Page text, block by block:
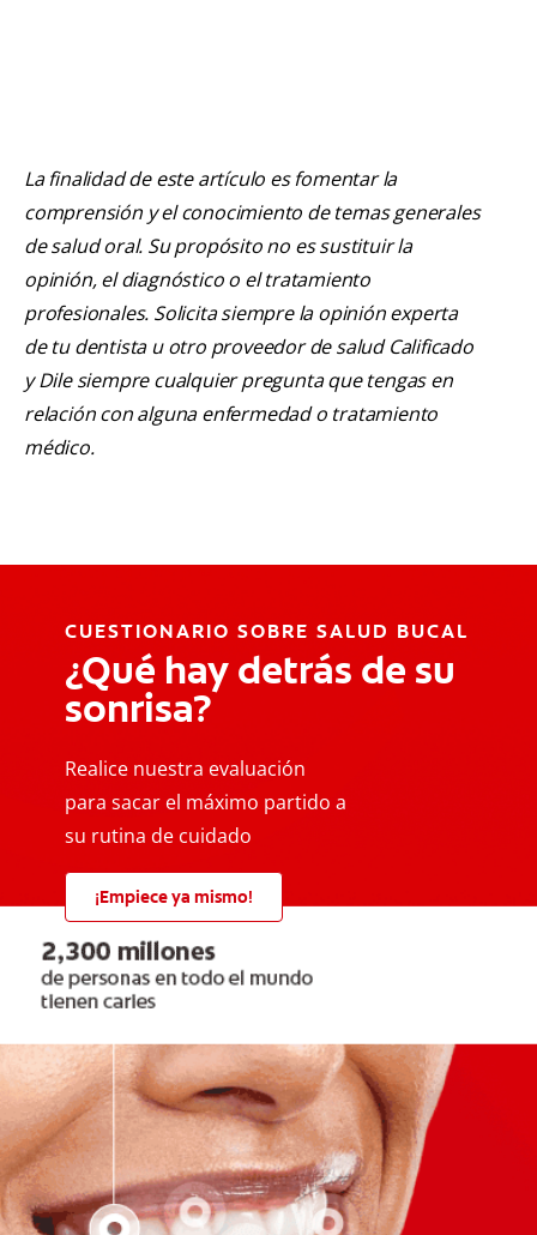
La finalidad de este artículo es fomentar la
comprensión y el conocimiento de temas generales
de salud oral. Su propósito no es sustituir la
opinión, el diagnóstico o el tratamiento
profesionales. Solicita siempre la opinión experta
de tu dentista u otro proveedor de salud Calificado
y Dile siempre cualquier pregunta que tengas en
relación con alguna enfermedad o tratamiento
médico.
CUESTIONARIO SOBRE SALUD BUCAL
¿Qué hay detrás de su
sonrisa?
Realice nuestra evaluación
para sacar el máximo partido a
su rutina de cuidado
¡Empiece ya mismo!